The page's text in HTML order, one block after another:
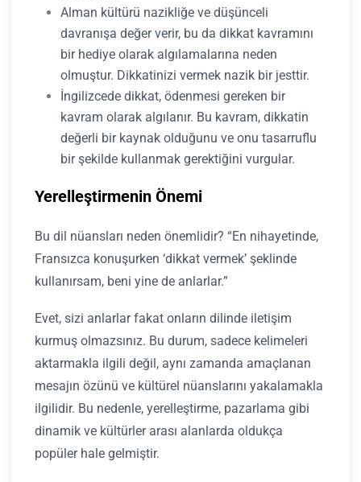
Alman kültürü nazikliğe ve düşünceli
davranışa değer verir, bu da dikkat kavramını
bir hediye olarak algılamalarına neden
olmuştur. Dikkatinizi vermek nazik bir jesttir.
İngilizcede dikkat, ödenmesi gereken bir
kavram olarak algılanır. Bu kavram, dikkatin
değerli bir kaynak olduğunu ve onu tasarruflu
bir şekilde kullanmak gerektiğini vurgular.
Yerelleştirmenin Önemi
Bu dil nüansları neden önemlidir? “En nihayetinde,
Fransızca konuşurken ‘dikkat vermek’ şeklinde
kullanırsam, beni yine de anlarlar.”
Evet, sizi anlarlar fakat onların dilinde iletişim
kurmuş olmazsınız. Bu durum, sadece kelimeleri
aktarmakla ilgili değil, aynı zamanda amaçlanan
mesajın özünü ve kültürel nüanslarını yakalamakla
ilgilidir. Bu nedenle, yerelleştirme, pazarlama gibi
dinamik ve kültürler arası alanlarda oldukça
popüler hale gelmiştir.